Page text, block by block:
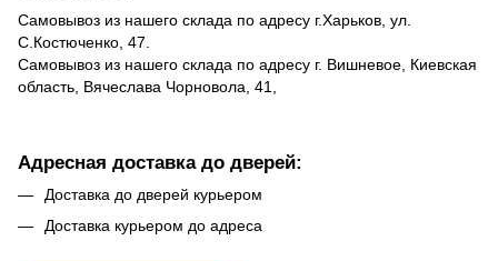
Самовывоз из нашего склада по адресу г.Харьков, ул.
С.Костюченко, 47.
Самовывоз из нашего склада по адресу г. Вишневое, Киевская
область, Вячеслава Чорновола, 41,
Адресная доставка до дверей:
Доставка до дверей курьером
Доставка курьером до адреса